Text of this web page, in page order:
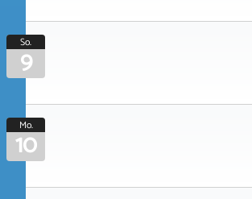
So.
9
Mo.
10